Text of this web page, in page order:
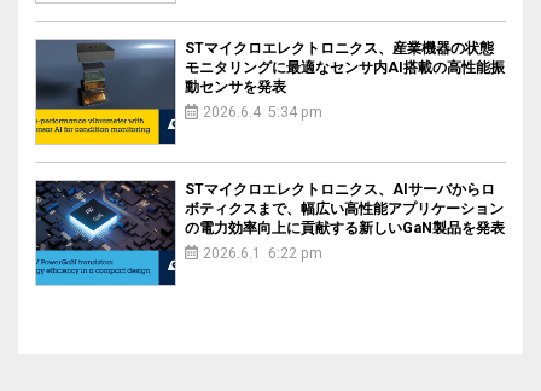
STマイクロエレクトロニクス、産業機器の状態
モニタリングに最適なセンサ内AI搭載の高性能振
動センサを発表
2026.6.4 5:34 pm
STマイクロエレクトロニクス、AIサーバからロ
ボティクスまで、幅広い高性能アプリケーション
の電力効率向上に貢献する新しいGaN製品を発表
2026.6.1 6:22 pm